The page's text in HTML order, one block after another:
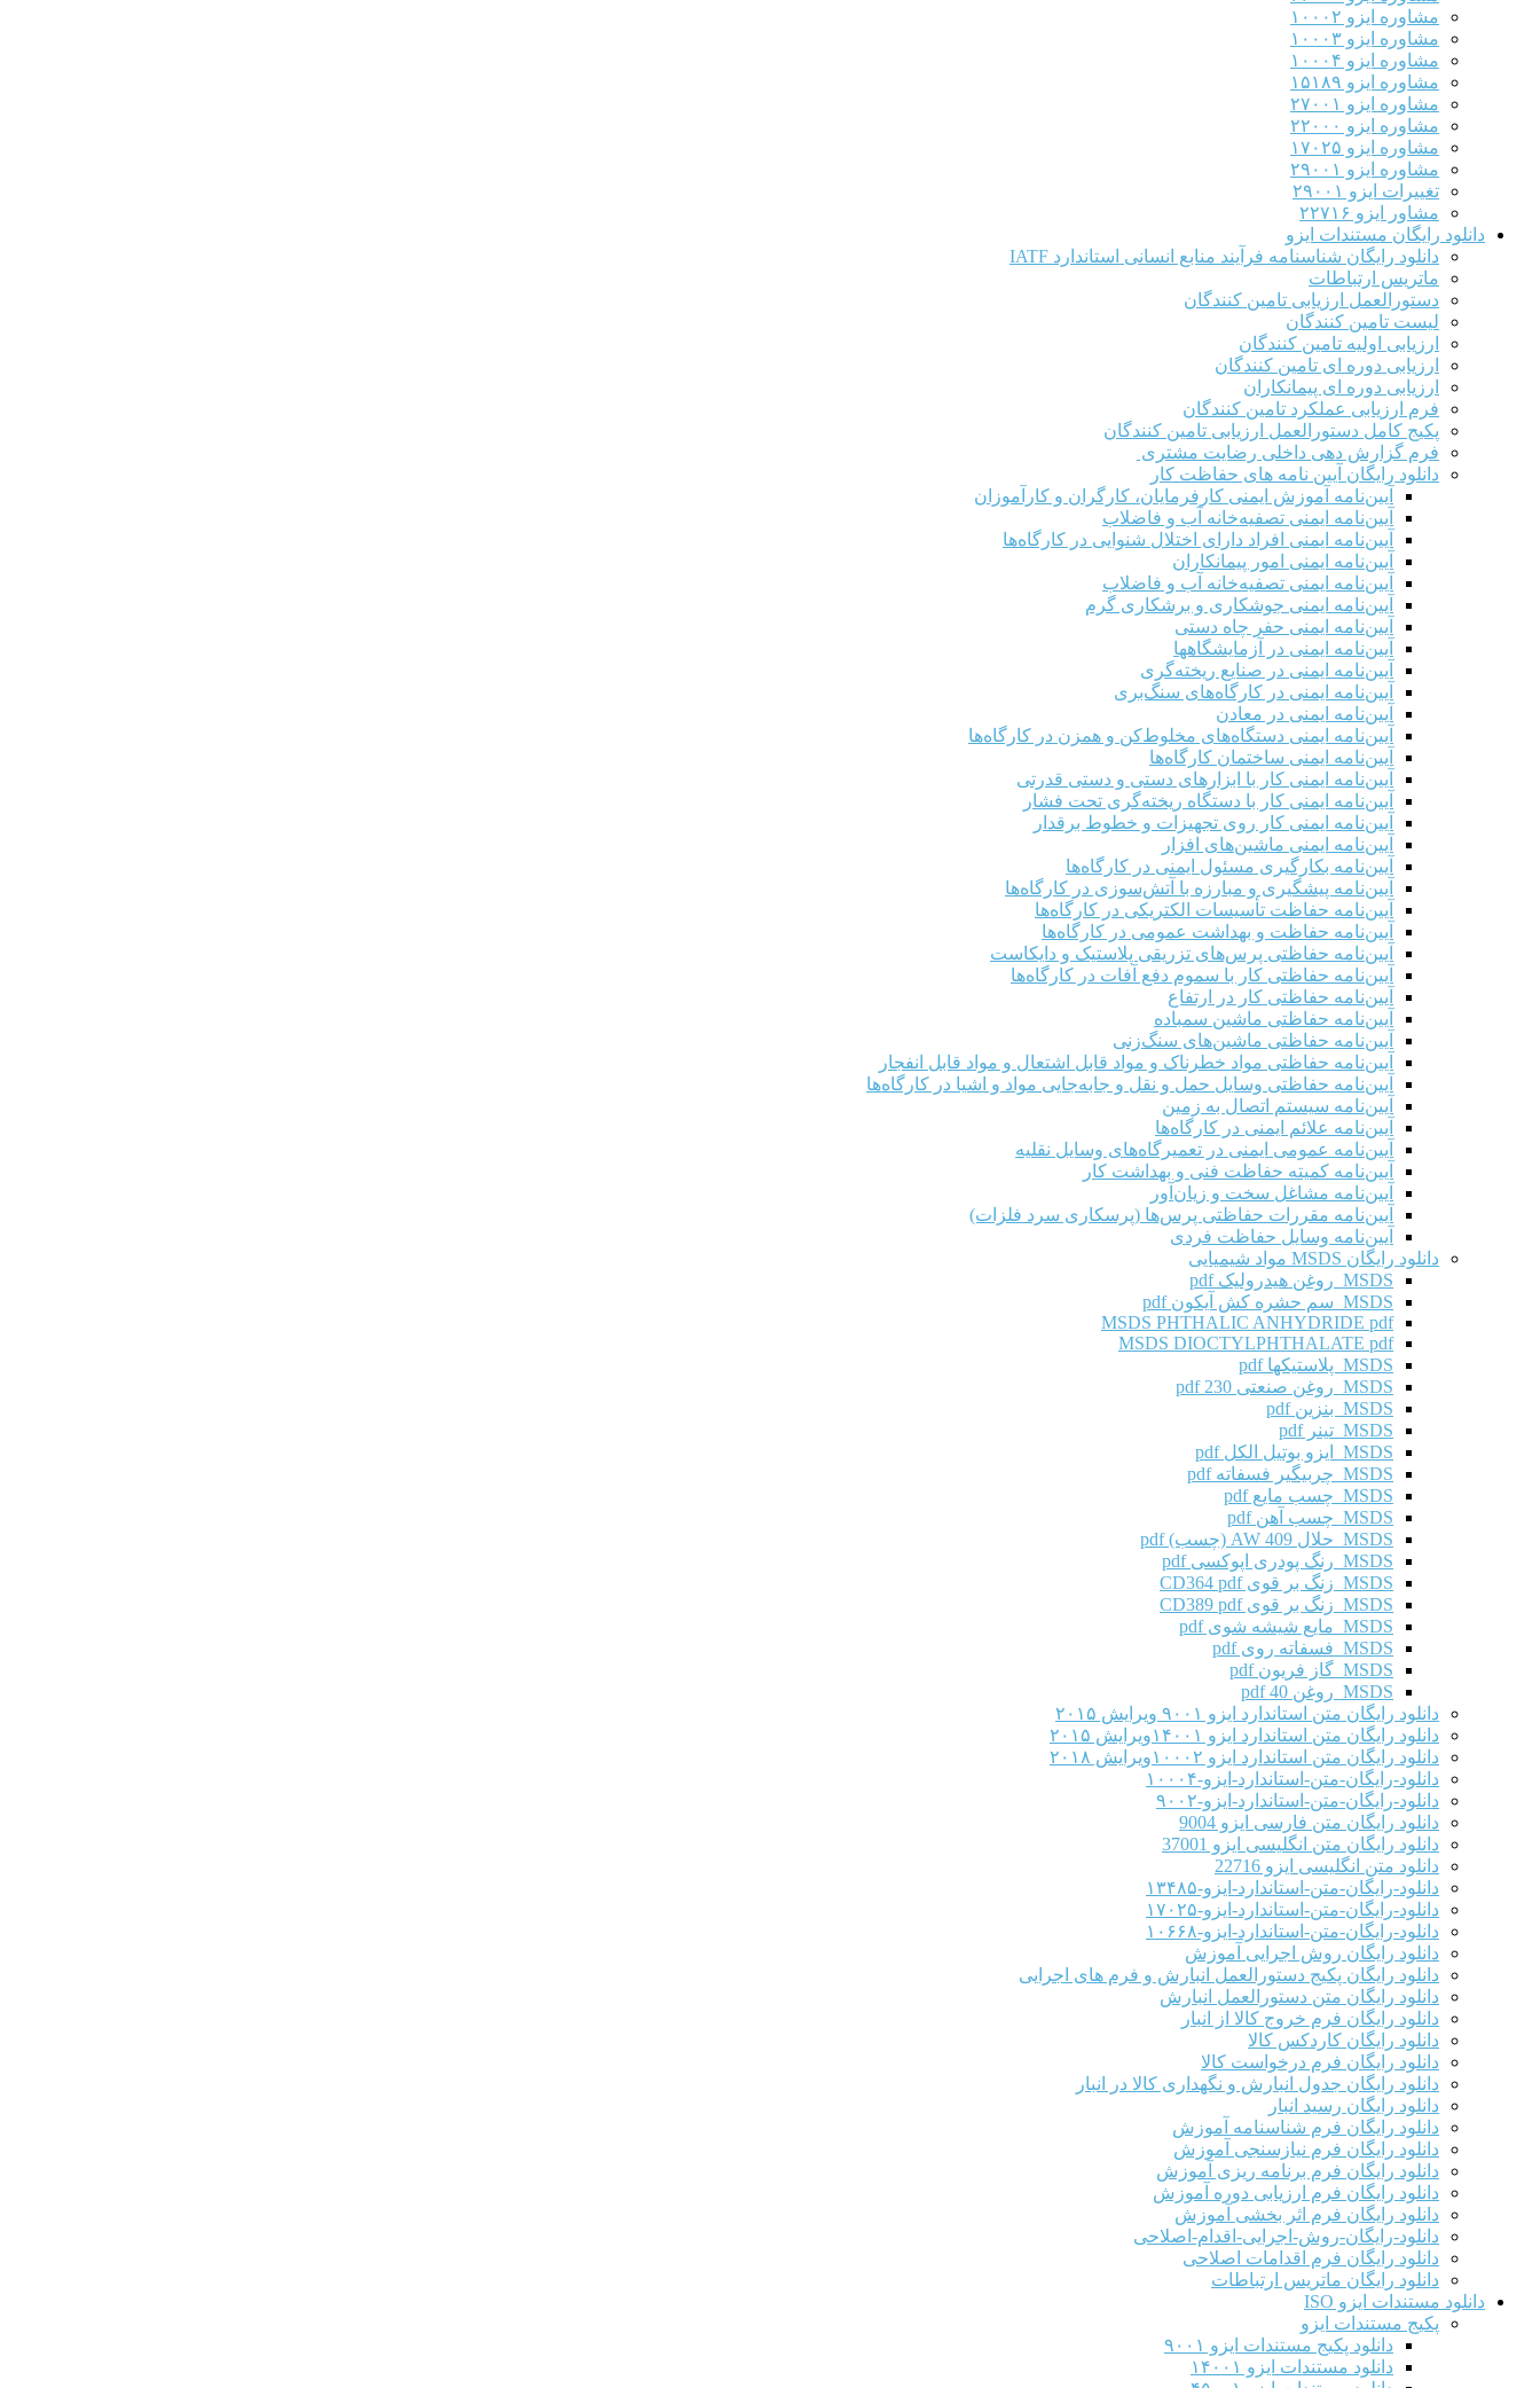
مشاوره ایزو ۱۰۰۰۲
مشاوره ایزو ۱۰۰۰۳
مشاوره ایزو ۱۰۰۰۴
مشاوره ایزو ۱۵۱۸۹
مشاوره ایزو ۲۷۰۰۱
مشاوره ایزو ۲۲۰۰۰
مشاوره ایزو ۱۷۰۲۵
مشاوره ایزو ۲۹۰۰۱
تغییرات ایزو ۲۹۰۰۱
مشاور ایزو ۲۲۷۱۶
دانلود رایگان مستندات ایزو
دانلود رایگان شناسنامه فرآیند منابع انسانی استاندارد IATF
ماتریس ارتباطات
دستورالعمل ارزیابی تامین کنندگان
لیست تامین کنندگان
ارزیابی اولیه تامین کنندگان
ارزیابی دوره ای تامین کنندگان
ارزیابی دوره ای پیمانکاران
فرم ارزيابی عملکرد تامین کنندگان
پکیج کامل دستورالعمل ارزیابی تامین کنندگان
فرم گزارش دهی داخلی رضایت مشتری
دانلود رایگان آیین نامه های حفاظت کار
آیین‌نامه آموزش ایمنی کارفرمایان، کارگران و کارآموزان
آیین‌نامه ایمنی تصفیه‌خانه آب و فاضلاب
آیین‌نامه ایمنی افراد دارای اختلال شنوایی در کارگاه‌ها
آیین‌نامه ایمنی امور پیمانکاران
آیین‌نامه ایمنی تصفیه‌خانه آب و فاضلاب
آیین‌نامه ایمنی جوشکاری و برشکاری گرم
آیین‌نامه ایمنی حفر چاه دستی
آیین‌نامه ایمنی در آزمایشگاهها
آیین‌نامه ایمنی در صنایع ریخته‌گری
آیین‌نامه ایمنی در کارگاه‌های سنگ‌بری
آیین‌نامه ایمنی در معادن
آیین‌نامه ایمنی دستگاه‌های مخلوط‌کن و همزن در کارگاه‌ها
آیین‌نامه ایمنی ساختمان کارگاه‌ها
آیین‌نامه ایمنی کار با ابزارهای دستی و دستی قدرتی
آیین‌نامه ایمنی کار با دستگاه ریخته‌گری تحت فشار
آیین‌نامه ایمنی کار روی تجهیزات و خطوط برقدار
آیین‌نامه ایمنی ماشین‌های افزار
آیین‌نامه بکارگیری مسئول ایمنی در کارگاه‌ها
آیین‌نامه پیشگیری و مبارزه با آتش‌سوزی در کارگاه‌ها
آیین‌نامه حفاظت تأسیسات الکتریکی در کارگاه‌ها
آیین‌نامه حفاظت و بهداشت عمومی در کارگاه‌ها
آیین‌نامه حفاظتی پرس‌های تزریقی پلاستیک و دایکاست
آیین‌نامه حفاظتی کار با سموم دفع آفات در کارگاه‌ها
آیین‌نامه حفاظتی کار در ارتفاع
آیین‌نامه حفاظتی ماشین سمباده
آیین‌نامه حفاظتی ماشین‌های سنگ‌زنی
آیین‌نامه حفاظتی مواد خطرناک و مواد قابل اشتعال و مواد قابل انفجار
آیین‌نامه حفاظتی وسایل حمل و نقل و جابه‌جایی مواد و اشیا در کارگاه‌ها
آیین‌نامه سیستم اتصال به زمین
آیین‌نامه علائم ایمنی در کارگاه‌ها
آیین‌نامه عمومی ایمنی در تعمیرگاه‌های وسایل نقلیه
آیین‌نامه کمیته حفاظت فنی و بهداشت کار
آیین‌نامه مشاغل سخت و زیان‌آور
آیین‌نامه مقررات حفاظتی پرس‌ها (پرسکاری سرد فلزات)
آیین‌نامه وسایل حفاظت فردی
دانلود رایگان MSDS مواد شیمیایی
MSDS روغن هیدرولیک pdf
MSDS سم حشره کش آیکون pdf
MSDS PHTHALIC ANHYDRIDE pdf
MSDS DIOCTYLPHTHALATE pdf
MSDS پلاستیکها pdf
MSDS روغن صنعتی 230 pdf
MSDS بنزین pdf
MSDS تینر pdf
MSDS ایزو بوتیل الکل pdf
MSDS چربیگیر فسفاته pdf
MSDS چسب مایع pdf
MSDS چسب آهن pdf
MSDS حلال AW 409 (چسب) pdf
MSDS رنگ پودری اپوکسی pdf
MSDS زنگ بر قوی CD364 pdf
MSDS زنگ بر قوی CD389 pdf
MSDS مایع شیشه شوی pdf
MSDS فسفاته روی pdf
MSDS گاز فریون pdf
MSDS روغن 40 pdf
دانلود رایگان متن استاندارد ایزو ۹۰۰۱ ویرایش ۲۰۱۵
دانلود رایگان متن استاندارد ایزو ۱۴۰۰۱ویرایش ۲۰۱۵
دانلود رایگان متن استاندارد ایزو ۱۰۰۰۲ویرایش ۲۰۱۸
دانلود-رایگان-متن-استاندارد-ایزو-۱۰۰۰۴
دانلود-رایگان-متن-استاندارد-ایزو-۹۰۰۲
دانلود رایگان متن فارسی ایزو 9004
دانلود رایگان متن انگلیسی ایزو 37001
دانلود متن انگلیسی ایزو 22716
دانلود-رایگان-متن-استاندارد-ایزو-۱۳۴۸۵
دانلود-رایگان-متن-استاندارد-ایزو-۱۷۰۲۵
دانلود-رایگان-متن-استاندارد-ایزو-۱۰۶۶۸
دانلود رایگان روش اجرایی آموزش
دانلود رایگان پکیج دستورالعمل انبارش و فرم های اجرایی
دانلود رایگان متن دستورالعمل انبارش
دانلود رایگان فرم خروج کالا از انبار
دانلود رایگان کاردکس کالا
دانلود رایگان فرم درخواست کالا
دانلود رایگان جدول انبارش و نگهداری کالا در انبار
دانلود رایگان رسید انبار
دانلود رایگان فرم شناسنامه آموزش
دانلود رایگان فرم نیازسنجی آموزش
دانلود رایگان فرم برنامه ریزی آموزش
دانلود رایگان فرم ارزیابی دوره آموزش
دانلود رایگان فرم اثر بخشی آموزش
دانلود-رایگان-روش-اجرایی-اقدام-اصلاحی
دانلود رایگان فرم اقدامات اصلاحی
دانلود رایگان ماتریس ارتباطات
دانلود مستندات ایزو ISO
پکیج مستندات ایزو
دانلود پکیج مستندات ایزو ۹۰۰۱
دانلود مستندات ایزو ۱۴۰۰۱